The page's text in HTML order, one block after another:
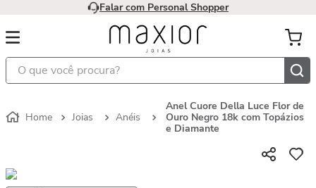
Falar com Personal Shopper
O que você procura?
Joias Anéis
Anel Cuore Della Luce Flor de
Ouro Negro 18k com Topázios
e Diamante